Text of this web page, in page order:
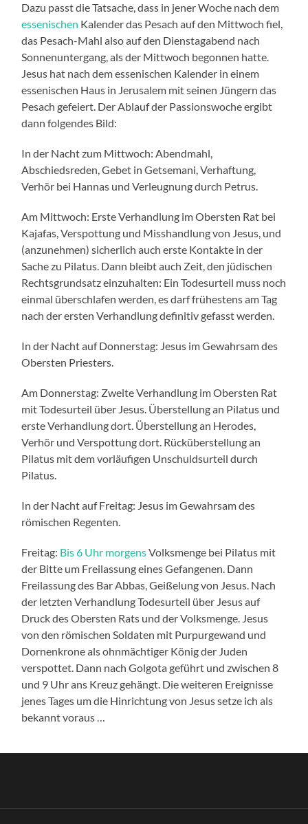
Dazu passt die Tatsache, dass in jener Woche nach dem
essenischen Kalender das Pesach auf den Mittwoch fiel,
das Pesach-Mahl also auf den Dienstagabend nach
Sonnenuntergang, als der Mittwoch begonnen hatte.
Jesus hat nach dem essenischen Kalender in einem
essenischen Haus in Jerusalem mit seinen Jüngern das
Pesach gefeiert. Der Ablauf der Passionswoche ergibt
dann folgendes Bild:
In der Nacht zum Mittwoch: Abendmahl,
Abschiedsreden, Gebet in Getsemani, Verhaftung,
Verhör bei Hannas und Verleugnung durch Petrus.
Am Mittwoch: Erste Verhandlung im Obersten Rat bei
Kajafas, Verspottung und Misshandlung von Jesus, und
(anzunehmen) sicherlich auch erste Kontakte in der
Sache zu Pilatus. Dann bleibt auch Zeit, den jüdischen
Rechtsgrundsatz einzuhalten: Ein Todesurteil muss noch
einmal überschlafen werden, es darf frühestens am Tag
nach der ersten Verhandlung definitiv gefasst werden.
In der Nacht auf Donnerstag: Jesus im Gewahrsam des
Obersten Priesters.
Am Donnerstag: Zweite Verhandlung im Obersten Rat
mit Todesurteil über Jesus. Überstellung an Pilatus und
erste Verhandlung dort. Überstellung an Herodes,
Verhör und Verspottung dort. Rücküberstellung an
Pilatus mit dem vorläufigen Unschuldsurteil durch
Pilatus.
In der Nacht auf Freitag: Jesus im Gewahrsam des
römischen Regenten.
Freitag: Bis 6 Uhr morgensVolksmenge bei Pilatus mit
der Bitte um Freilassung eines Gefangenen. Dann
Freilassung des Bar Abbas, Geißelung von Jesus. Nach
der letzten Verhandlung Todesurteil über Jesus auf
Druck des Obersten Rats und der Volksmenge. Jesus
von den römischen Soldaten mit Purpurgewand und
Dornenkrone als ohnmächtiger König der Juden
verspottet. Dann nach Golgota geführt und zwischen 8
und 9 Uhr ans Kreuz gehängt. Die weiteren Ereignisse
jenes Tages um die Hinrichtung von Jesus setze ich als
bekannt voraus …